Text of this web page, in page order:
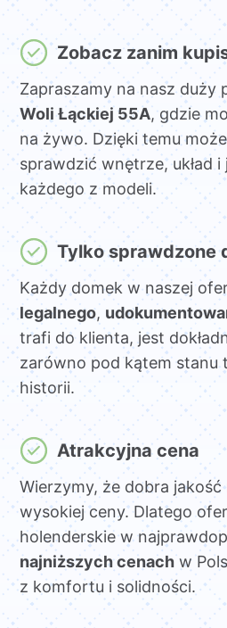
Zobacz zanim
Zapraszamy na nasz duży
Woli Łąckiej 55A, gdzie
na żywo. Dzięki temu
sprawdzić wnętrze, układ
każdego z modeli.
Tylko sprawdzone
Każdy domek w naszej
legalnego,
trafi do klienta, jest
zarówno pod kątem stanu
historii.
Atrakcyjna cena
Wierzymy, że dobra
wysokiej ceny. Dlatego
holenderskie w
najniższych cenachw
z komfortu i solidności.